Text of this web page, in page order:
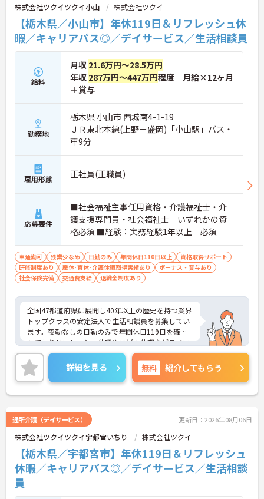
株式会社ツクイツクイ小山 株式会社ツクイ
【栃木県／小山市】年休119日＆リフレッシュ休
暇／キャリアパス◎／デイサービス／生活相談員
給料
月収 21.6万円～28.5万円
年収 287万円～447万円程度 月給×12ヶ月
＋賞与
勤務地
栃木県 小山市 西城南4-1-19
ＪＲ東北本線(上野－盛岡)「小山駅」バス・
車9分
雇用形態 正社員(正職員)
応募要件
■社会福祉主事任用資格・介護福祉士・介
護支援専門員・社会福祉士 いずれかの資
格必須 ■経験：実務経験1年以上 必須
車通勤可 残業少なめ 日勤のみ 年間休日110日以上
資格取得サポート
研修制度あり
産休･育休･介護休暇取得実績あり
ボーナス・賞与あり
社会保険完備
交通費支給 退職金制度あり
全国47都道府県に展開し40年以上の歴史を持つ業界
トップクラスの安定法人で生活相談員を募集してい
ます。夜勤なしの日勤のみで年間休日119日を確保
しておりリフレッシュ休暇やこども休暇などライフ
ステージに合わせた働き方が可能です。処遇改善手
当の全額還元や実績最大105万円の賞与に加え配偶
者1万円などの手厚い扶養手当をご用意しています。
独自の福利厚生制度によるお祝い金や宿泊費補助な
どスタッフの生活を支える制度も充実しています。
らのびのびと働ける風通しの良い職場です。階層別
研修や資格取得支援制度が整っているため有資格者
の方がこれまでのご経験を活かしながら将来の管理
職やスペシャリストへと着実にキャリアアップを目
指せるやりがいのある環境です。
詳細を見る 無料 紹介してもらう
通所介護（デイサービス） 更新日：2026年08月06日
株式会社ツクイツクイ宇都宮いちり 株式会社ツクイ
【栃木県／宇都宮市】年休119日＆リフレッシュ
休暇／キャリアパス◎／デイサービス／生活相談
員